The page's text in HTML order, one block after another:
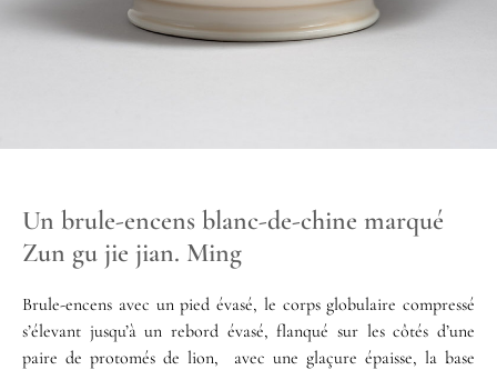
Un brule-encens blanc-de-chine marqué
Zun gu jie jian. Ming
Brule-encens avec un pied évasé, le corps globulaire compressé
s’élevant jusqu’à un rebord évasé, flanqué sur les côtés d’une
paire de protomés de lion, avec une glaçure épaisse, la base